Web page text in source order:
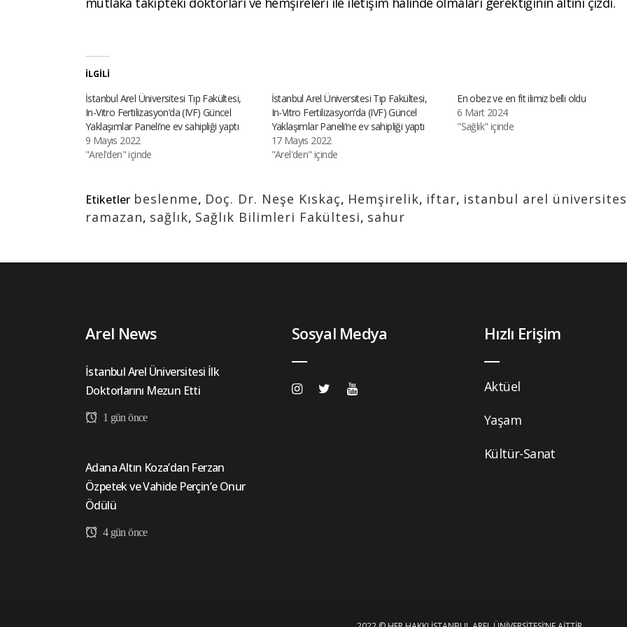
İLGILI
İstanbul Arel Üniversitesi Tıp Fakültesi,
In-Vitro Fertilizasyon’da (IVF) Güncel
Yaklaşımlar Paneli’ne ev sahipliği yaptı
9 Mayıs 2022
"Arel'den" içinde
İstanbul Arel Üniversitesi Tıp Fakültesi,
In-Vitro Fertilizasyon’da (IVF) Güncel
Yaklaşımlar Paneli’ne ev sahipliği yaptı
17 Mayıs 2022
"Arel'den" içinde
En obez ve en fit ilimiz belli oldu
6 Mart 2024
"Sağlık" içinde
Etiketler beslenme, Doç. Dr. Neşe Kıskaç, Hemşirelik, iftar, istanbul arel
ramazan, sağlık, Sağlık Bilimleri Fakültesi, sahur
Arel News
İstanbul Arel Üniversitesi İlk
Doktorlarını Mezun Etti
1 gün önce
Adana Altın Koza’dan Ferzan
Özpetek ve Vahide Perçin’e Onur
Ödülü
4 gün önce
Sosyal Medya Hızlı Erişim
Aktüel
Yaşam
Kültür-Sanat